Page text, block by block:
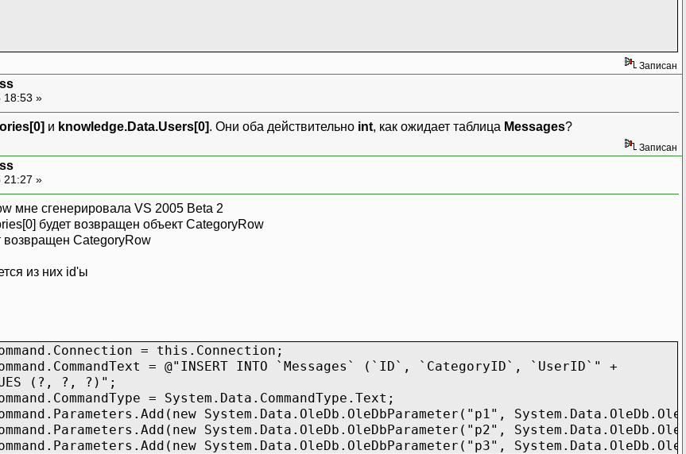
REFERENCES Categories (ID),
Записан
18:53 »
и knowledge.Data.Users[0]. Они оба действительно int, как ожидает таблица Messages?
Записан
21:27 »
мне сгенерировала VS 2005 Beta 2
будет возвращен объект CategoryRow
возвращен CategoryRow
из них id'ы
= this.Connection;
= @"INSERT INTO `Messages` (`ID`, `CategoryID`, `UserID`" +
?, ?)";
= System.Data.CommandType.Text;
System.Data.OleDb.OleDbParameter("p1",
System.Data.OleDb.OleDbParameter("p2",
System.Data.OleDb.OleDbParameter("p3",